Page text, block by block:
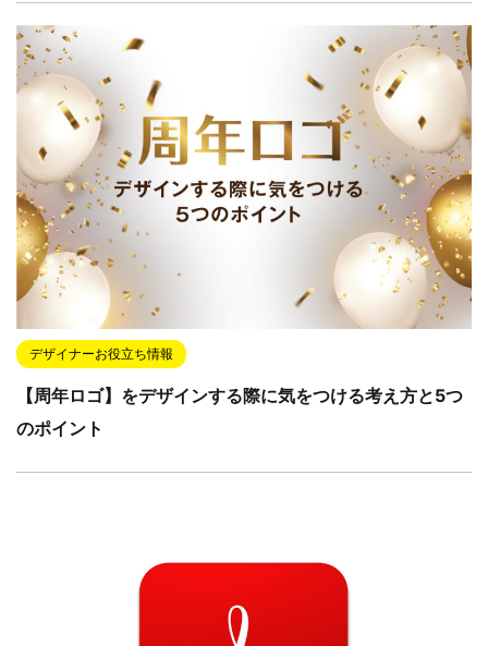
デザイナーお役立ち情報
【周年ロゴ】をデザインする際に気をつける考え方と5つ
のポイント